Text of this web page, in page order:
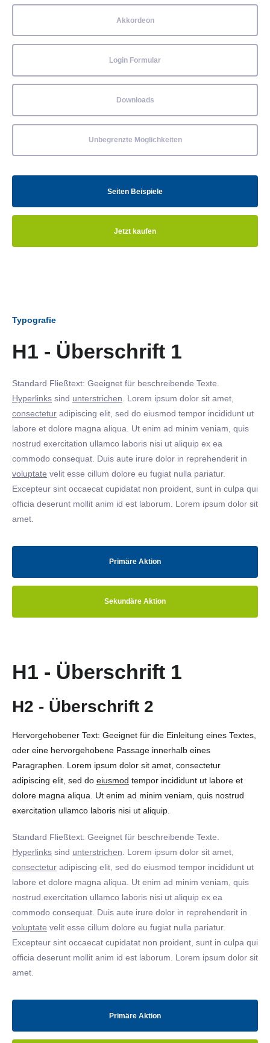
Akkordeon
Login Formular
Downloads
Unbegrenzte Möglichkeiten
Seiten Beispiele
Jetzt kaufen
Typografie
H1 - Überschrift 1
Standard Fließtext: Geeignet für beschreibende Texte.
Hyperlinks sind unterstrichen . Lorem ipsum dolor sit amet,
consectetur adipiscing elit, sed do eiusmod tempor incididunt ut
labore et dolore magna aliqua. Ut enim ad minim veniam, quis
nostrud exercitation ullamco laboris nisi ut aliquip ex ea
commodo consequat. Duis aute irure dolor in reprehenderit in
voluptate velit esse cillum dolore eu fugiat nulla pariatur.
Excepteur sint occaecat cupidatat non proident, sunt in culpa qui
officia deserunt mollit anim id est laborum. Lorem ipsum dolor sit
amet.
Primäre Aktion
Sekundäre Aktion
H1 - Überschrift 1
H2 - Überschrift 2
Hervorgehobener Text: Geeignet für die Einleitung eines Textes,
oder eine hervorgehobene Passage innerhalb eines
Paragraphen. Lorem ipsum dolor sit amet, consectetur
adipiscing elit, sed do eiusmod tempor incididunt ut labore et
dolore magna aliqua. Ut enim ad minim veniam, quis nostrud
exercitation ullamco laboris nisi ut aliquip.
Standard Fließtext: Geeignet für beschreibende Texte.
Hyperlinks sind unterstrichen . Lorem ipsum dolor sit amet,
consectetur adipiscing elit, sed do eiusmod tempor incididunt ut
labore et dolore magna aliqua. Ut enim ad minim veniam, quis
nostrud exercitation ullamco laboris nisi ut aliquip ex ea
commodo consequat. Duis aute irure dolor in reprehenderit in
voluptate velit esse cillum dolore eu fugiat nulla pariatur.
Excepteur sint occaecat cupidatat non proident, sunt in culpa qui
officia deserunt mollit anim id est laborum. Lorem ipsum dolor sit
amet.
Primäre Aktion